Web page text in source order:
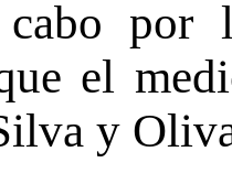
por
el
y